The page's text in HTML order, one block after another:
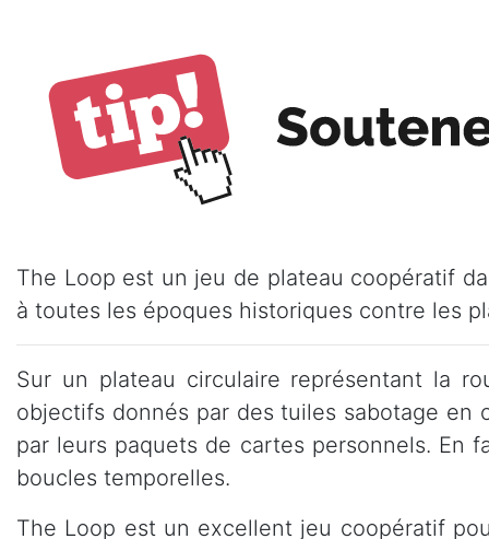
The Loop est un jeu de plateau coopératif
à toutes les époques historiques contre les
Sur un plateau circulaire représentant la
objectifs donnés par des tuiles sabotage
par leurs paquets de cartes personnels. En
boucles temporelles.
The Loop est un excellent jeu coopératif